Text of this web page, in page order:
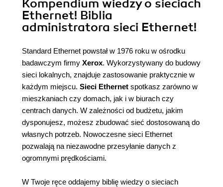
Kompendium wiedzy o sieciach
Ethernet! Biblia
administratora sieci Ethernet!
Standard Ethernet powstał w 1976 roku w ośrodku
badawczym firmy Xerox. Wykorzystywany do budowy
sieci lokalnych, znajduje zastosowanie praktycznie w
każdym miejscu. Sieci Ethernet spotkasz zarówno w
mieszkaniach czy domach, jak i w biurach czy
centrach danych. W zależności od budżetu, jakim
dysponujesz, możesz zbudować sieć dostosowaną do
własnych potrzeb. Nowoczesne sieci Ethernet
pozwalają na niezawodne przesyłanie danych z
ogromnymi prędkościami.
W Twoje ręce oddajemy biblię wiedzy o sieciach